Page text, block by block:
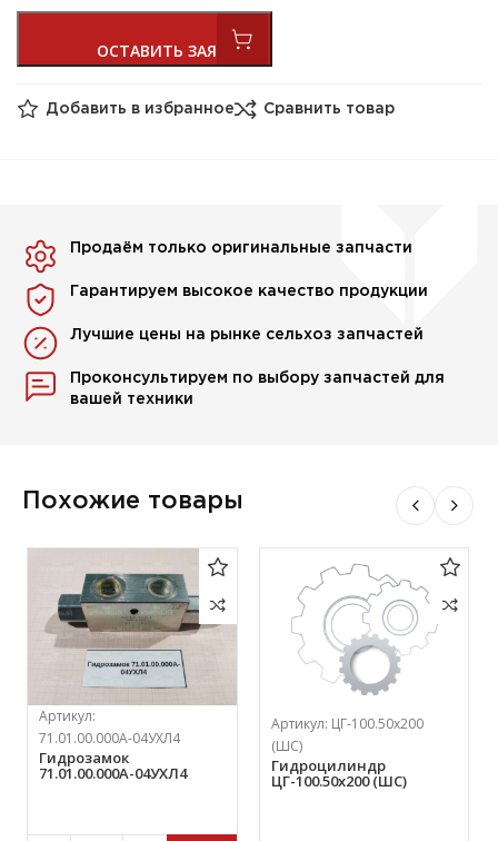
Добавить в избранное Сравнить товар
Продаём только оригинальные запчасти
Гарантируем высокое качество продукции
Лучшие цены на рынке сельхоз запчастей
Проконсультируем по выбору запчастей для
вашей техники
Похожие товары
Артикул:
71.01.00.000А-04УХЛ4
Гидрозамок
71.01.00.000А-04УХЛ4
Артикул: ЦГ-100.50х200
(ШС)
Гидроцилиндр
ЦГ-100.50х200 (ШС)